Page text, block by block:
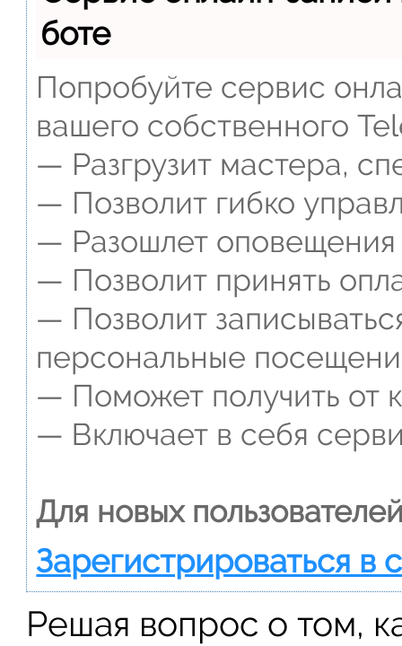
боте
Попробуйте сервис
вашего собственного
— Разгрузит мастера,
— Позволит гибко
— Разошлет оповещения
— Позволит принять
— Позволит
персональные
— Поможет получить от
— Включает в себя
Для новых
Зарегистрироваться в
Решая вопрос о том,